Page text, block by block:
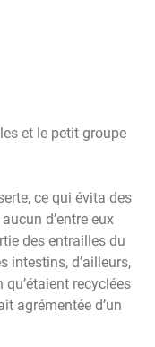
et le petit groupe
ce qui évita des
d’entre eux
des entrailles du
intestins, d’ailleurs,
recyclées
agrémentée d’un